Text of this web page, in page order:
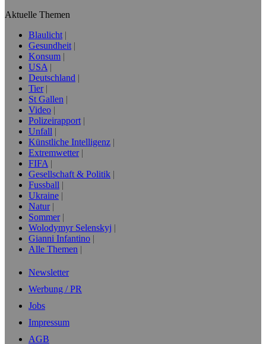
Aktuelle Themen
Blaulicht
Gesundheit
Konsum
USA
Deutschland
Tier
St Gallen
Video
Polizeirapport
Unfall
Künstliche Intelligenz
Extremwetter
FIFA
Gesellschaft & Politik
Fussball
Ukraine
Natur
Sommer
Wolodymyr Selenskyj
Gianni Infantino
Alle Themen
Newsletter
Werbung / PR
Jobs
Impressum
AGB